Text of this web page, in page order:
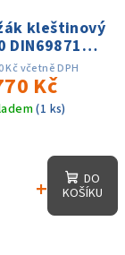
kleštinový
DIN69871
28mm, AD,
přes.
0.003
Kč včetně DPH
Kč
(1 ks)
+
DO
KOŠÍKU